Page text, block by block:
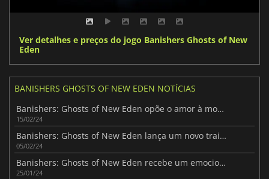
Ver detalhes e preços do jogo Banishers Ghosts of New
Eden
BANISHERS GHOSTS OF NEW EDEN NOTÍCIAS
Banishers: Ghosts of New Eden opõe o amor à moral
15/02/24
Banishers: Ghosts of New Eden lança um novo trailer de jogabilidade
05/02/24
Banishers: Ghosts of New Eden recebe um emocionante trailer da história
25/01/24